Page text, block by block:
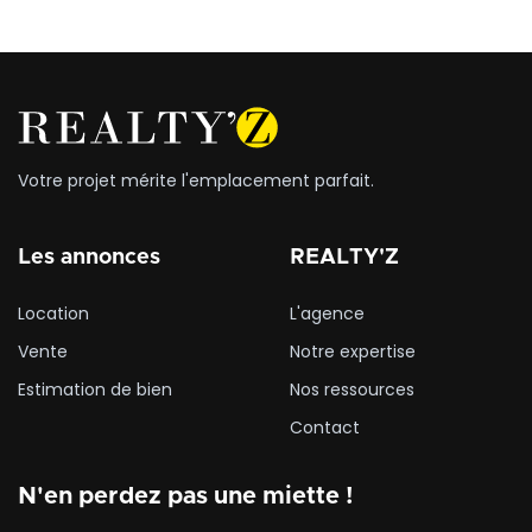
Votre projet mérite l'emplacement parfait.
Les annonces
Location
Vente
Estimation de bien
REALTY'Z
L'agence
Notre expertise
Nos ressources
Contact
N'en perdez pas une miette !